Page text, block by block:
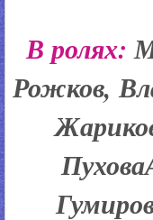
В ролях:
Рожков,